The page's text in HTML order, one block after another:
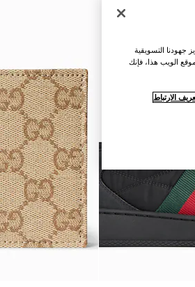
جهودنا التسويقية
الويب هذا، فإنك
الارتباط